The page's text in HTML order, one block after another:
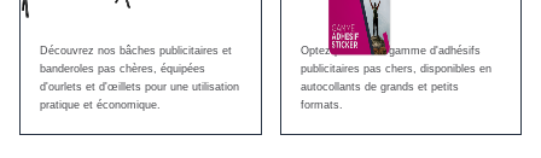
Découvrez nos bâches publicitaires et
banderoles pas chères, équipées
d'ourlets et d'œillets pour une utilisation
pratique et économique.
Optez pour notre gamme d'adhésifs
publicitaires pas chers, disponibles en
autocollants de grands et petits
formats.